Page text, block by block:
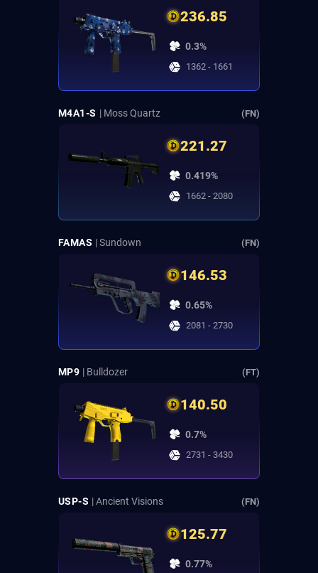
236.85
0.3%
1362 - 1661
M4A1-S | Moss Quartz (FN)
221.27
0.419%
1662 - 2080
FAMAS | Sundown (FN)
146.53
0.65%
2081 - 2730
MP9 | Bulldozer (FT)
140.50
0.7%
2731 - 3430
USP-S | Ancient Visions (FN)
125.77
0.77%